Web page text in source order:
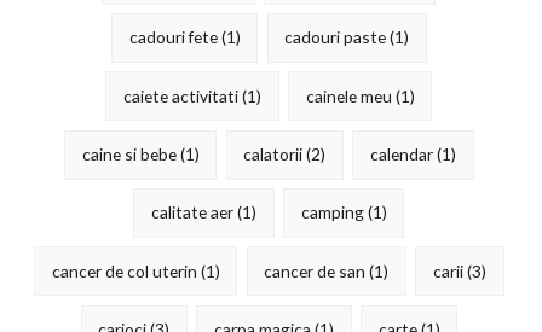
cadouri fete(1) cadouri paste(1)
caiete activitati(1) cainele meu (1)
caine si bebe(1) calatorii(2) calendar(1)
calitate aer(1) camping(1)
cancer de col uterin (1) cancer de san (1) carii(3)